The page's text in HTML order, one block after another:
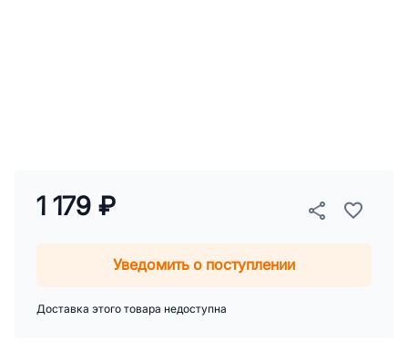
1 179 ₽
Уведомить о поступлении
Доставка этого товара недоступна